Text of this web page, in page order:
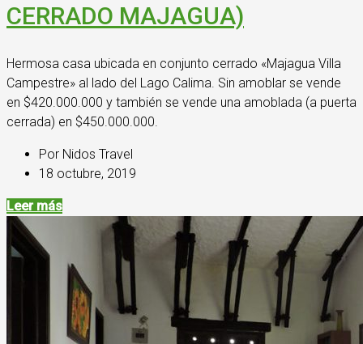
CERRADO MAJAGUA)
Hermosa casa ubicada en conjunto cerrado «Majagua Villa
Campestre» al lado del Lago Calima. Sin amoblar se vende
en $420.000.000 y también se vende una amoblada (a puerta
cerrada) en $450.000.000.
Por Nidos Travel
18 octubre, 2019
Leer más